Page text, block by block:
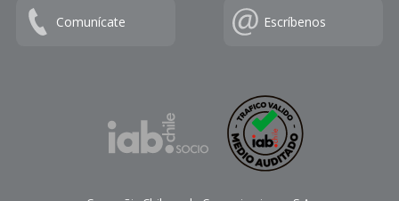
Comunícate Escríbenos